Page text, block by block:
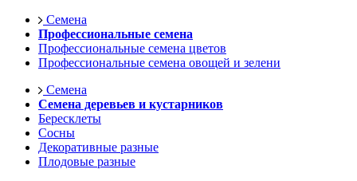
Семена
Профессиональные семена
Профессиональные семена цветов
Профессиональные семена овощей и зелени
Семена
Семена деревьев и кустарников
Бересклеты
Сосны
Декоративные разные
Плодовые разные